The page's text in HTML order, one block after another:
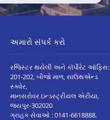
અમારો સંપર્ક કરો
રજિસ્ટર થયેલી અને કૉર્પોરેટ ઑફિસ:
201-202, બીજો માળ, સાઉથએન્ડ
સ્ક્વેર,
માનસરોવર ઇન્ડસ્ટ્રીયલ એરીયા,
જયપુર-302020
ગ્રાહક સેવાઓ :0141-6618888.